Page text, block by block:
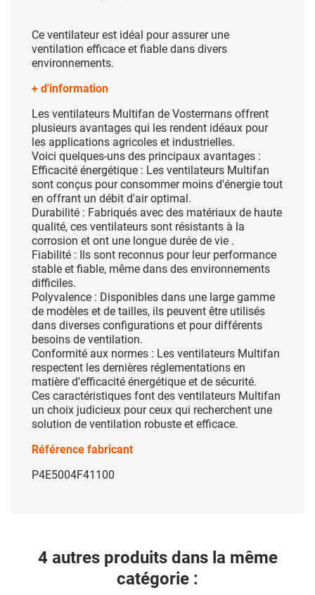
Ce ventilateur est idéal pour assurer une
ventilation efficace et fiable dans divers
environnements.
+ d'information
Les ventilateurs Multifan de Vostermans offrent
plusieurs avantages qui les rendent idéaux pour
les applications agricoles et industrielles.
Voici quelques-uns des principaux avantages :
Efficacité énergétique : Les ventilateurs Multifan
sont conçus pour consommer moins d'énergie tout
en offrant un débit d'air optimal.
Durabilité : Fabriqués avec des matériaux de haute
qualité, ces ventilateurs sont résistants à la
corrosion et ont une longue durée de vie .
Fiabilité : Ils sont reconnus pour leur performance
stable et fiable, même dans des environnements
difficiles.
Polyvalence : Disponibles dans une large gamme
de modèles et de tailles, ils peuvent être utilisés
dans diverses configurations et pour différents
besoins de ventilation.
Conformité aux normes : Les ventilateurs Multifan
respectent les dernières réglementations en
matière d'efficacité énergétique et de sécurité.
Ces caractéristiques font des ventilateurs Multifan
un choix judicieux pour ceux qui recherchent une
solution de ventilation robuste et efficace.
Référence fabricant
P4E5004F41100
4 autres produits dans la même
catégorie :